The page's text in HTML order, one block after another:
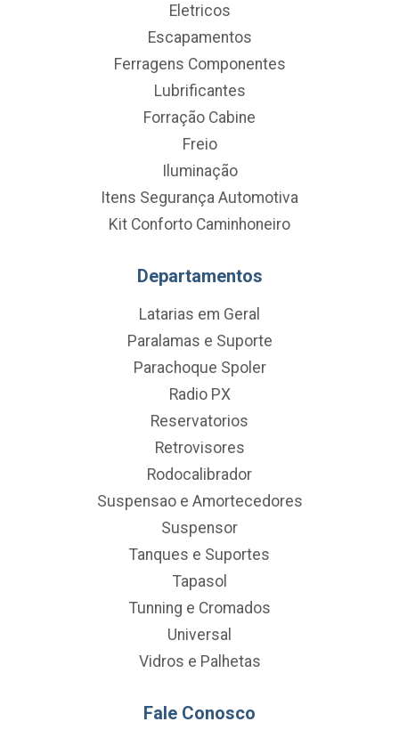
Eletricos
Escapamentos
Ferragens Componentes
Lubrificantes
Forração Cabine
Freio
Iluminação
Itens Segurança Automotiva
Kit Conforto Caminhoneiro
Departamentos
Latarias em Geral
Paralamas e Suporte
Parachoque Spoler
Radio PX
Reservatorios
Retrovisores
Rodocalibrador
Suspensao e Amortecedores
Suspensor
Tanques e Suportes
Tapasol
Tunning e Cromados
Universal
Vidros e Palhetas
Fale Conosco